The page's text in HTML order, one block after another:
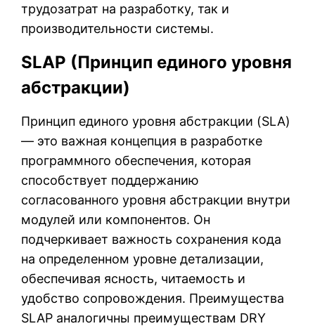
трудозатрат на разработку, так и
производительности системы.
SLAP (Принцип единого уровня
абстракции)
Принцип единого уровня абстракции (SLA)
— это важная концепция в разработке
программного обеспечения, которая
способствует поддержанию
согласованного уровня абстракции внутри
модулей или компонентов. Он
подчеркивает важность сохранения кода
на определенном уровне детализации,
обеспечивая ясность, читаемость и
удобство сопровождения. Преимущества
SLAP аналогичны преимуществам DRY